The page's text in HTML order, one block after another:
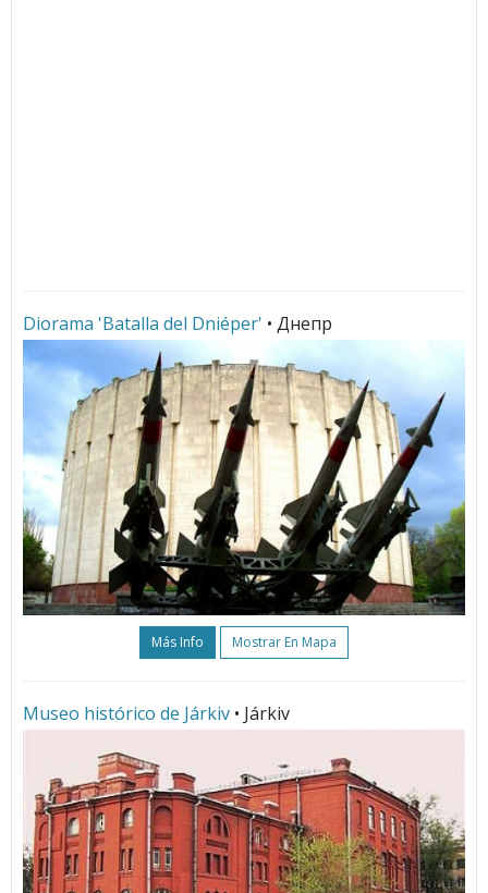
Diorama 'Batalla del Dniéper' • Днепр
Más Info Mostrar En Mapa
Museo histórico de Járkiv • Járkiv